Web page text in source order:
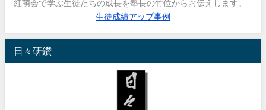
紅萌会で学ぶ生徒たちの成長を塾長の竹位からお伝えします。
生徒成績アップ事例
日々研鑽